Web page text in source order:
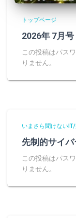
トップページ
2026年 7月号
この投稿はパス
りません。
いまさら聞けない
先制的サイ
この投稿はパス
りません。